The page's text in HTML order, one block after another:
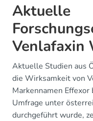
Aktuelle
Venlafaxin
Aktuelle Studien aus
die Wirksamkeit von
Markennamen
Umfrage unter
durchgeführt wurde,